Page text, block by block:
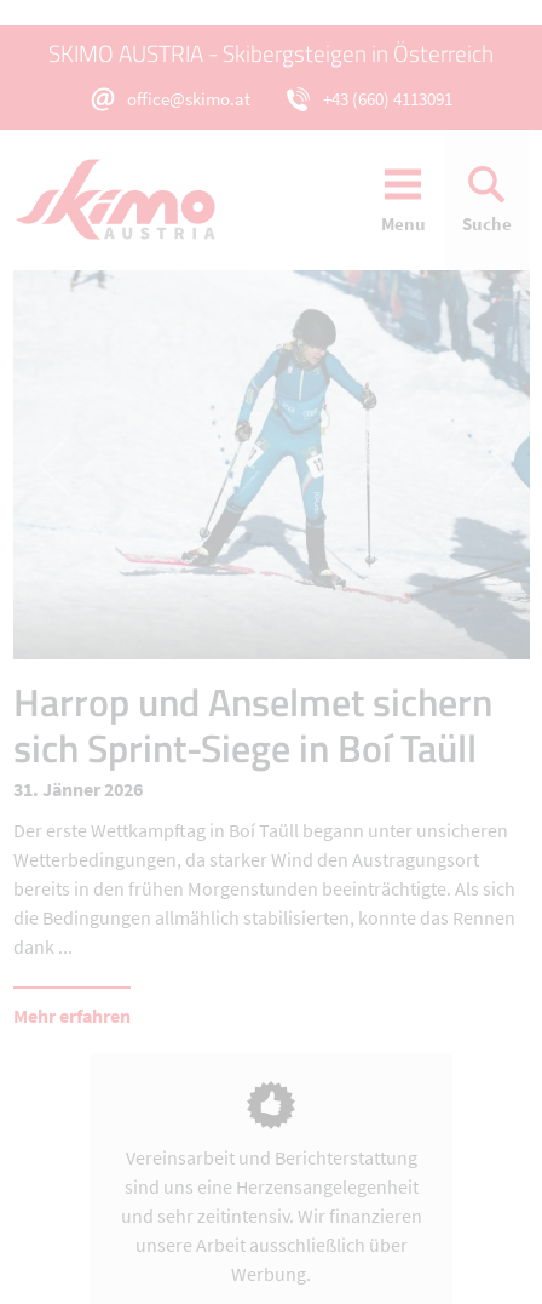
SKIMO AUSTRIA - Skibergsteigen in Österreich
office@skimo.at +43 (660) 4113091
Menu Suche
Harrop und Anselmet sichern
sich Sprint-Siege in Boí Taüll
31. Jänner 2026
Der erste Wettkampftag in Boí Taüll begann unter unsicheren
Wetterbedingungen, da starker Wind den Austragungsort
bereits in den frühen Morgenstunden beeinträchtigte. Als sich
die Bedingungen allmählich stabilisierten, konnte das Rennen
dank ...
Mehr erfahren
Vereinsarbeit und Berichterstattung
sind uns eine Herzensangelegenheit
und sehr zeitintensiv. Wir finanzieren
unsere Arbeit ausschließlich über
Werbung.